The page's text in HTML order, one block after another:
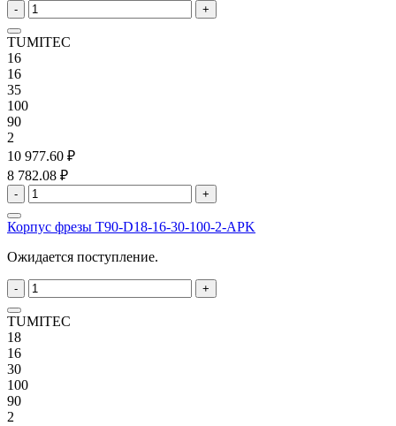
- +
TUMITEC
16
16
35
100
90
2
10 977.60 ₽
8 782.08 ₽
- +
Корпус фрезы T90-D18-16-30-100-2-APK
Ожидается поступление.
- +
TUMITEC
18
16
30
100
90
2